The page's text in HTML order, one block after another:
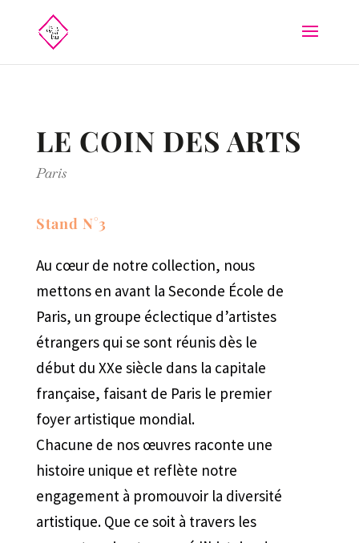
LE COIN DES ARTS
Paris
Stand N°3
Au cœur de notre collection, nous
mettons en avant la Seconde École de
Paris, un groupe éclectique d’artistes
étrangers qui se sont réunis dès le
début du XXe siècle dans la capitale
française, faisant de Paris le premier
foyer artistique mondial.
Chacune de nos œuvres raconte une
histoire unique et reflète notre
engagement à promouvoir la diversité
artistique. Que ce soit à travers les